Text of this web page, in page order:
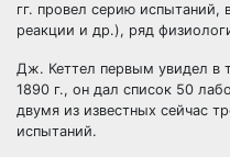
гг. провел серию испытаний,
реакции и др.), ряд
Дж. Кеттел первым увидел в
1890 г., он дал список 50
двумя из известных сейчас
испытаний.